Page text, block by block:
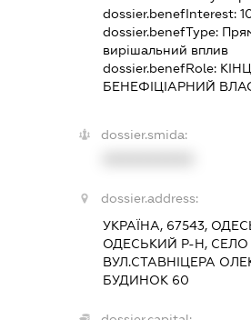
dossier.benefInterest:
dossier.benefType:
вирішальний вплив
dossier.benefRole:
БЕНЕФІЦІАРНИЙ
dossier.smida:
dossier.address:
УКРАЇНА, 67543,
ОДЕСЬКИЙ Р-Н, СЕЛО
ВУЛ.СТАВНІЦЕРА
БУДИНОК 60